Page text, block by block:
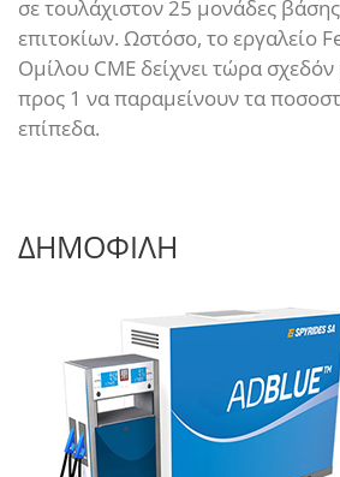
σε τουλάχιστον 25 μονάδες
επιτοκίων. Ωστόσο, το εργαλείο
Ομίλου CME δείχνει τώρα
προς 1 να παραμείνουν τα
επίπεδα.
ΔΗΜΟΦΙΛΗ